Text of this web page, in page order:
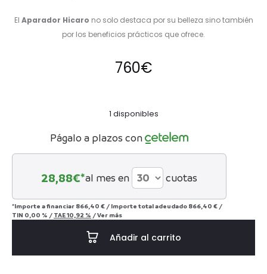
El Aparador Hicaro no solo destaca por su belleza sino también
por los beneficios prácticos que ofrece.
760€
1 disponibles
Págalo a plazos con
28,88€*al mes en cuotas
*Importe a financiar 866,40 € / Importe total adeudado 866,40 € /
TIN 0,00 % / TAE10,92 % /Ver más
Añadir al carrito